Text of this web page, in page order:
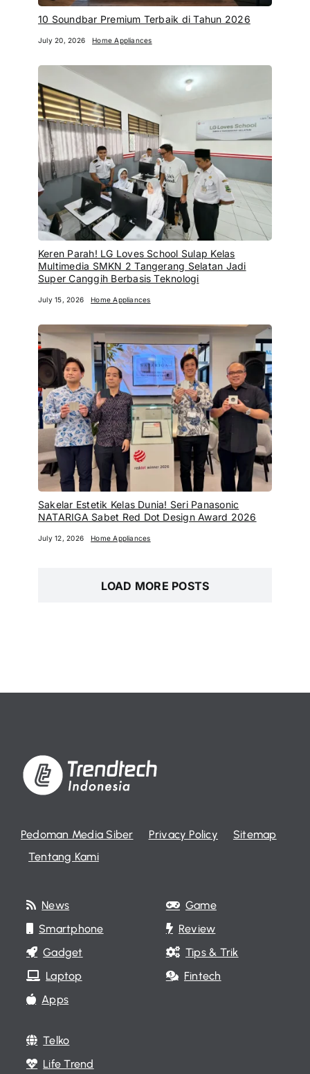
10 Soundbar Premium Terbaik di Tahun 2026
July 20, 2026 Home Appliances
Keren Parah! LG Loves School Sulap Kelas
Multimedia SMKN 2 Tangerang Selatan Jadi
Super Canggih Berbasis Teknologi
July 15, 2026 Home Appliances
Sakelar Estetik Kelas Dunia! Seri Panasonic
NATARIGA Sabet Red Dot Design Award 2026
July 12, 2026 Home Appliances
LOAD MORE POSTS
Pedoman Media Siber Privacy Policy
Sitemap
Tentang Kami
News
Smartphone
Gadget
Laptop
Apps
Game
Review
Tips & Trik
Fintech
Telko
Life Trend